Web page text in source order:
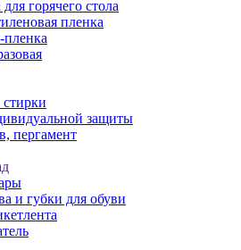
горячего стола
пленка
стирки
защиты
пергамент
и губки для обуви